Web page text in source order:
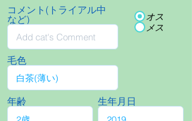
コメント(トライアル中
など)
オス
メス
毛色
年齢 生年月日